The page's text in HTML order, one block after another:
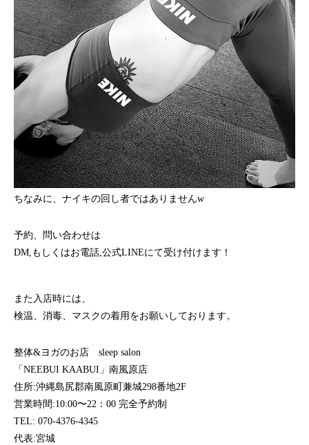
ちなみに、ナイキの回し者ではありませんw
予約、問い合わせは
DM,もしくはお電話,公式LINEにて受け付けます！
また入店時には、
検温、消毒、マスクの着用をお願いしております。
整体&ヨガのお店 sleep salon
「NEEBUI KAABUI」南風原店
住所:沖縄島尻郡南風原町兼城298番地2F
営業時間:10:00〜22：00 完全予約制
TEL: 070-4376-4345
代表:宮城